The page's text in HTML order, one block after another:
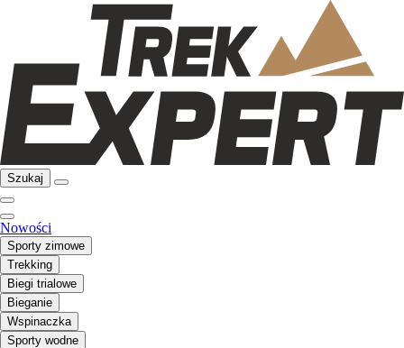
Szukaj
Nowości
Sporty zimowe
Trekking
Biegi trialowe
Bieganie
Wspinaczka
Sporty wodne